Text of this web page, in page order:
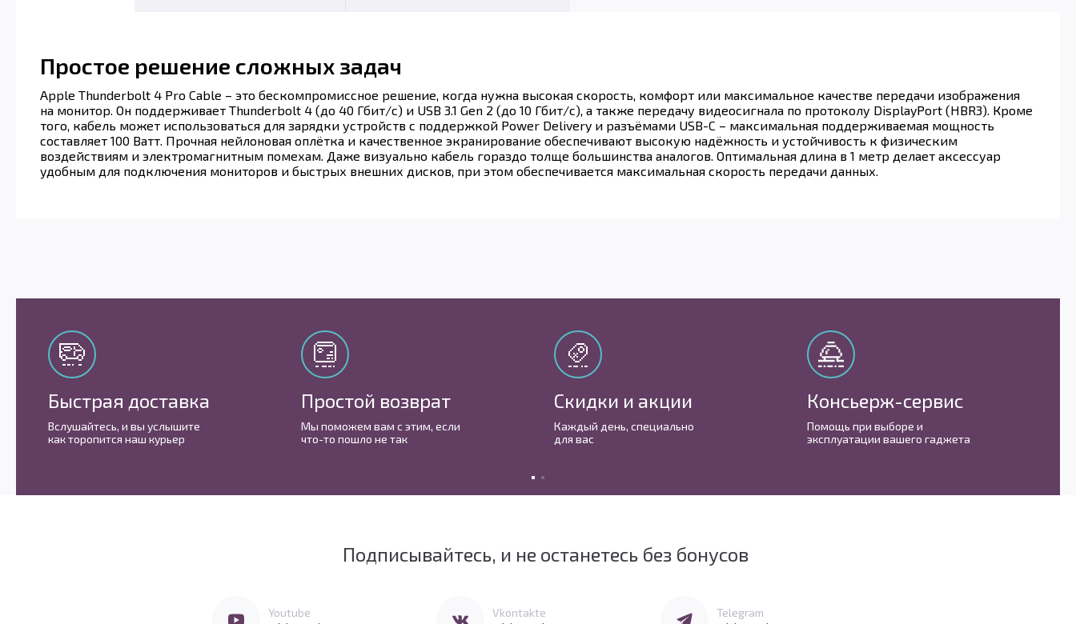
Простое решение сложных задач
Apple Thunderbolt 4 Pro Cable – это бескомпромиссное решение, когда нужна высокая скорость, комфорт или максимальное качестве передачи изображения
на монитор. Он поддерживает Thunderbolt 4 (до 40 Гбит/с) и USB 3.1 Gen 2 (до 10 Гбит/с), а также передачу видеосигнала по протоколу DisplayPort (HBR3). Кроме
того, кабель может использоваться для зарядки устройств с поддержкой Power Delivery и разъёмами USB-C – максимальная поддерживаемая мощность
составляет 100 Ватт. Прочная нейлоновая оплётка и качественное экранирование обеспечивают высокую надёжность и устойчивость к физическим
воздействиям и электромагнитным помехам. Даже визуально кабель гораздо толще большинства аналогов. Оптимальная длина в 1 метр делает аксессуар
удобным для подключения мониторов и быстрых внешних дисков, при этом обеспечивается максимальная скорость передачи данных.
Быстрая доставка
Вслушайтесь, и вы услышите
как торопится наш курьер
Простой возврат
Мы поможем вам с этим, если
что-то пошло не так
Скидки и акции
Каждый день, cпециально
для вас
Консьерж-сервис
Помощь при выборе и
эксплуатации вашего гаджета
Подписывайтесь, и не останетесь без бонусов
Youtube Vkontakte Telegram